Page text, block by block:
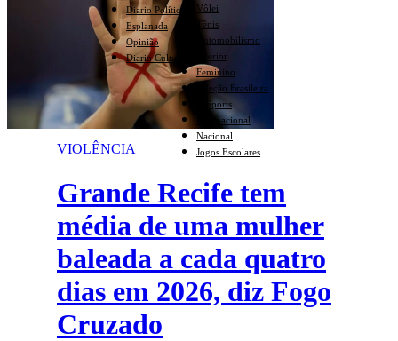
Vôlei
Tênis
Automobilismo
Interior
Feminino
Seleção Brasileira
E-Sports
Internacional
Nacional
Jogos Escolares
Diario Político
Esplanada
Opinião
Diario Cultural
VIOLÊNCIA
Grande Recife tem
média de uma mulher
baleada a cada quatro
dias em 2026, diz Fogo
Cruzado